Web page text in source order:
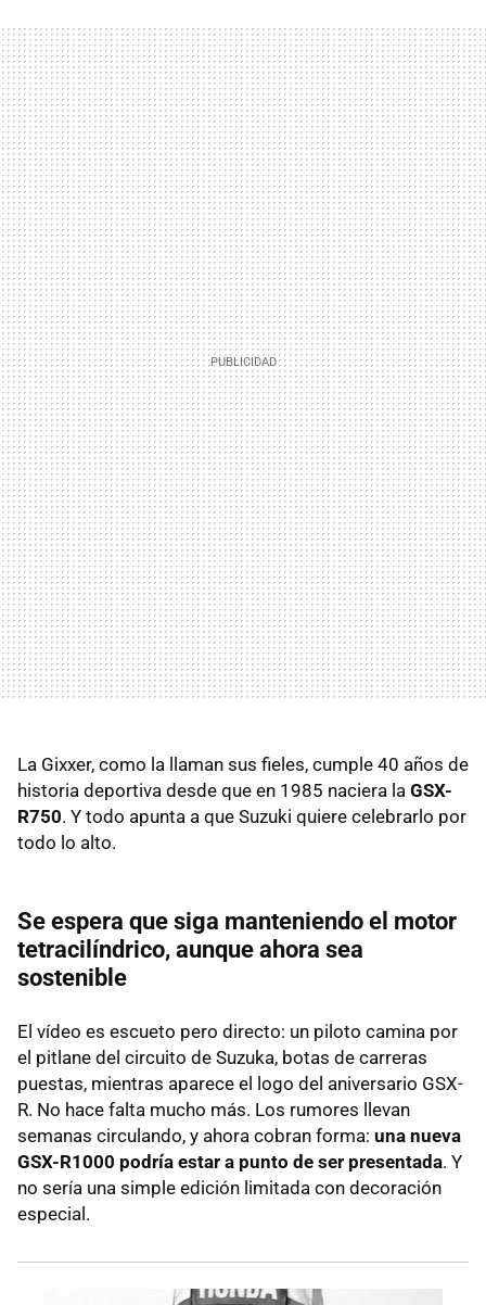
La Gixxer, como la llaman sus fieles, cumple 40 años de
historia deportiva desde que en 1985 naciera la GSX-
R750. Y todo apunta a que Suzuki quiere celebrarlo por
todo lo alto.
Se espera que siga manteniendo el motor
tetracilíndrico, aunque ahora sea
sostenible
El vídeo es escueto pero directo: un piloto camina por
el pitlane del circuito de Suzuka, botas de carreras
puestas, mientras aparece el logo del aniversario GSX-
R. No hace falta mucho más. Los rumores llevan
semanas circulando, y ahora cobran forma: una nueva
GSX-R1000 podría estar a punto de ser presentada. Y
no sería una simple edición limitada con decoración
especial.